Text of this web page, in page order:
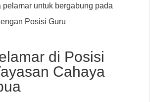
pelamar untuk bergabung pada
Posisi Guru
di Posisi
Cahaya